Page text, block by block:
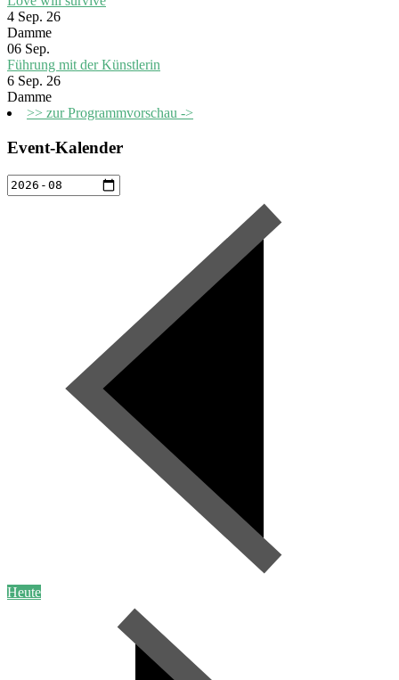
4 Sep. 26
Damme
06 Sep.
Führung mit der Künstlerin
6 Sep. 26
Damme
>> zur Programmvorschau ->
Event-Kalender
Heute